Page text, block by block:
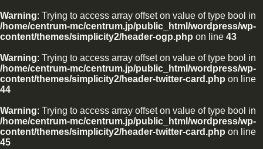
Warning: Trying to access array offset on value of type bool in
/home/centrum-mc/centrum.jp/public_html/wordpress/wp-
content/themes/simplicity2/header-ogp.php on line 43
Warning: Trying to access array offset on value of type bool in
/home/centrum-mc/centrum.jp/public_html/wordpress/wp-
content/themes/simplicity2/header-twitter-card.php on line
44
Warning: Trying to access array offset on value of type bool in
/home/centrum-mc/centrum.jp/public_html/wordpress/wp-
content/themes/simplicity2/header-twitter-card.php on line
45